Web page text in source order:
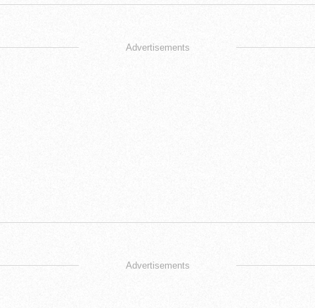
Advertisements
Advertisements